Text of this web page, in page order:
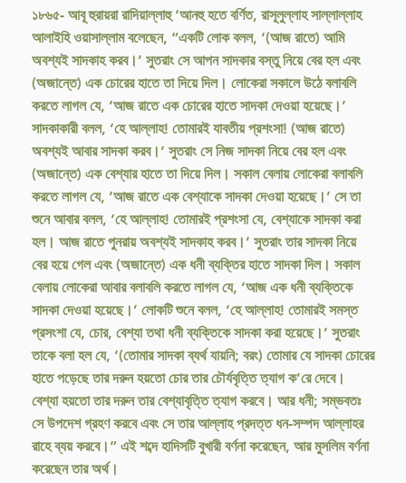
১৮৬৫- আবূ হুরায়রা রাদিয়াল্লাহু ‘আনহু হতে বর্ণিত, রাসূলুল্লাহ সাল্লাল্লাহ
আলাইহি ওয়াসাল্লাম বলেছেন, “একটি লোক বলল, ‘(আজ রাতে) আমি
অবশ্যই সাদকাহ করব।’ সুতরাং সে আপন সাদকার বস্তু নিয়ে বের হল এবং
(অজান্তে) এক চোরের হাতে তা দিয়ে দিল। লোকেরা সকালে উঠে বলাবলি
করতে লাগল যে, ‘আজ রাতে এক চোরের হাতে সাদকা দেওয়া হয়েছে।’
সাদকাকারী বলল, ‘হে আল্লাহ! তোমারই যাবতীয় প্রশংসা! (আজ রাতে)
অবশ্যই আবার সাদকা করব।’ সুতরাং সে নিজ সাদকা নিয়ে বের হল এবং
(অজান্তে) এক বেশ্যার হাতে তা দিয়ে দিল। সকাল বেলায় লোকেরা বলাবলি
করতে লাগল যে, ‘আজ রাতে এক বেশ্যাকে সাদকা দেওয়া হয়েছে।’ সে তা
শুনে আবার বলল, ‘হে আল্লাহ! তোমারই প্রশংসা যে, বেশ্যাকে সাদকা করা
হল। আজ রাতে পুনরায় অবশ্যই সাদকাহ করব।’ সুতরাং তার সাদকা নিয়ে
বের হয়ে গেল এবং (অজান্তে) এক ধনী ব্যক্তির হাতে সাদকা দিল। সকাল
বেলায় লোকেরা আবার বলাবলি করতে লাগল যে, ‘আজ এক ধনী ব্যক্তিকে
সাদকা দেওয়া হয়েছে।’ লোকটি শুনে বলল, ‘হে আল্লাহ! তোমারই সমস্ত
প্রসংশা যে, চোর, বেশ্যা তথা ধনী ব্যক্তিকে সাদকা করা হয়েছে।’ সুতরাং
তাকে বলা হল যে, ‘(তোমার সাদকা ব্যর্থ যায়নি; বরং) তোমার যে সাদকা চোরের
হাতে পড়েছে তার দরুন হয়তো চোর তার চৌর্যবৃত্তি ত্যাগ ক’রে দেবে।
বেশ্যা হয়তো তার দরুন তার বেশ্যাবৃত্তি ত্যাগ করবে। আর ধনী; সম্ভবতঃ
সে উপদেশ গ্রহণ করবে এবং সে তার আল্লাহ প্রদত্ত ধন-সম্পদ আল্লাহর
রাহে ব্যয় করবে।” এই শব্দে হাদিসটি বুখারী বর্ণনা করেছেন, আর মুসলিম বর্ণনা
করেছেন তার অর্থ।